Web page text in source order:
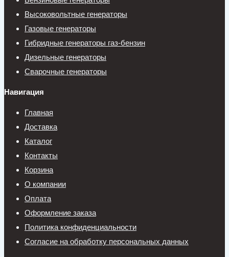
Высоковольтные генераторы
Газовые генераторы
Гибридные генераторы газ-бензин
Дизельные генераторы
Сварочные генераторы
Навигация
Главная
Доставка
Каталог
Контакты
Корзина
О компании
Оплата
Оформление заказа
Политика конфиденциальности
Согласие на обработку персональных данных